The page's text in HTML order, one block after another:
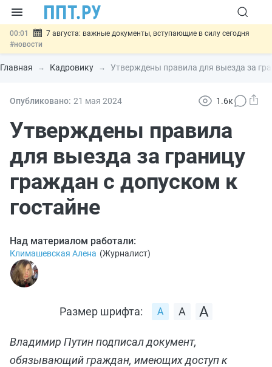
00:01
7 августа: важные документы, вступающие в силу сегодня
#новости
06.08 Минпромторг предложил запретить смешанные лоты
электроники в госзакупках
#новости
06.08 Возврат денег за риелторские услуги при недействительных
06.08
банковской гарантией #новости
Главная Кадровику Утверждены правила для выезда за
Опубликовано: 21 мая 2024 1.6к
Утверждены правила
для выезда за границу
граждан с допуском к
гостайне
Над материалом работали:
Климашевская Алена (Журналист)
Размер шрифта:
Владимир Путин подписал документ,
обязывающий граждан, имеющих доступ к